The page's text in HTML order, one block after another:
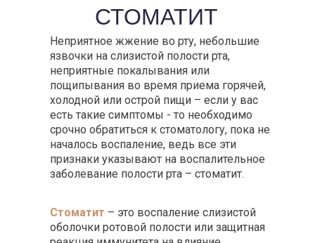
СТОМАТИТ
Неприятное жжение во рту, небольшие
язвочки на слизистой полости рта,
неприятные покалывания или
пощипывания во время приема горячей,
холодной или острой пищи – если у вас
есть такие симптомы - то необходимо
срочно обратиться к стоматологу, пока не
началось воспаление, ведь все эти
признаки указывают на воспалительное
заболевание полости рта – стоматит.
Стоматит – это воспаление слизистой
оболочки ротовой полости или защитная